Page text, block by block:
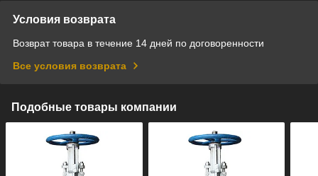
Условия возврата
Возврат товара в течение 14 дней по договоренности
Все условия возврата
Подобные товары компании